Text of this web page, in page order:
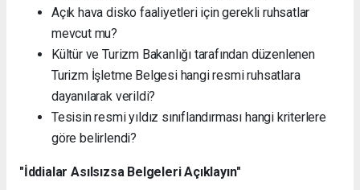
Açık hava disko faaliyetleri için gerekli ruhsatlar
mevcut mu?
Kültür ve Turizm Bakanlığı tarafından düzenlenen
Turizm İşletme Belgesi hangi resmi ruhsatlara
dayanılarak verildi?
Tesisin resmi yıldız sınıflandırması hangi kriterlere
göre belirlendi?
"İddialar Asılsızsa Belgeleri Açıklayın"